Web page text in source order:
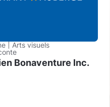
Arts visuels
Bonaventure Inc.